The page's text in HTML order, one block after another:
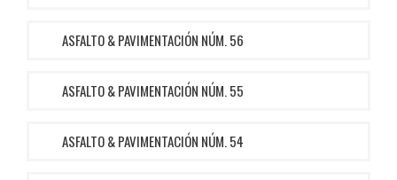
ASFALTO & PAVIMENTACIÓN NÚM. 56
ASFALTO & PAVIMENTACIÓN NÚM. 55
ASFALTO & PAVIMENTACIÓN NÚM. 54